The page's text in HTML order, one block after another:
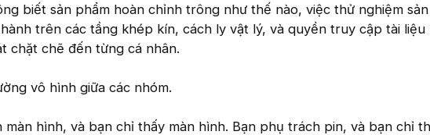
biết sản phẩm hoàn chỉnh trông như thế nào, việc thử nghiệm
trên các tầng khép kín, cách ly vật lý, và quyền truy cập tài liệu
chặt chẽ đến từng cá nhân.
vô hình giữa các nhóm.
màn hình, và bạn chỉ thấy màn hình. Bạn phụ trách pin, và bạn chỉ